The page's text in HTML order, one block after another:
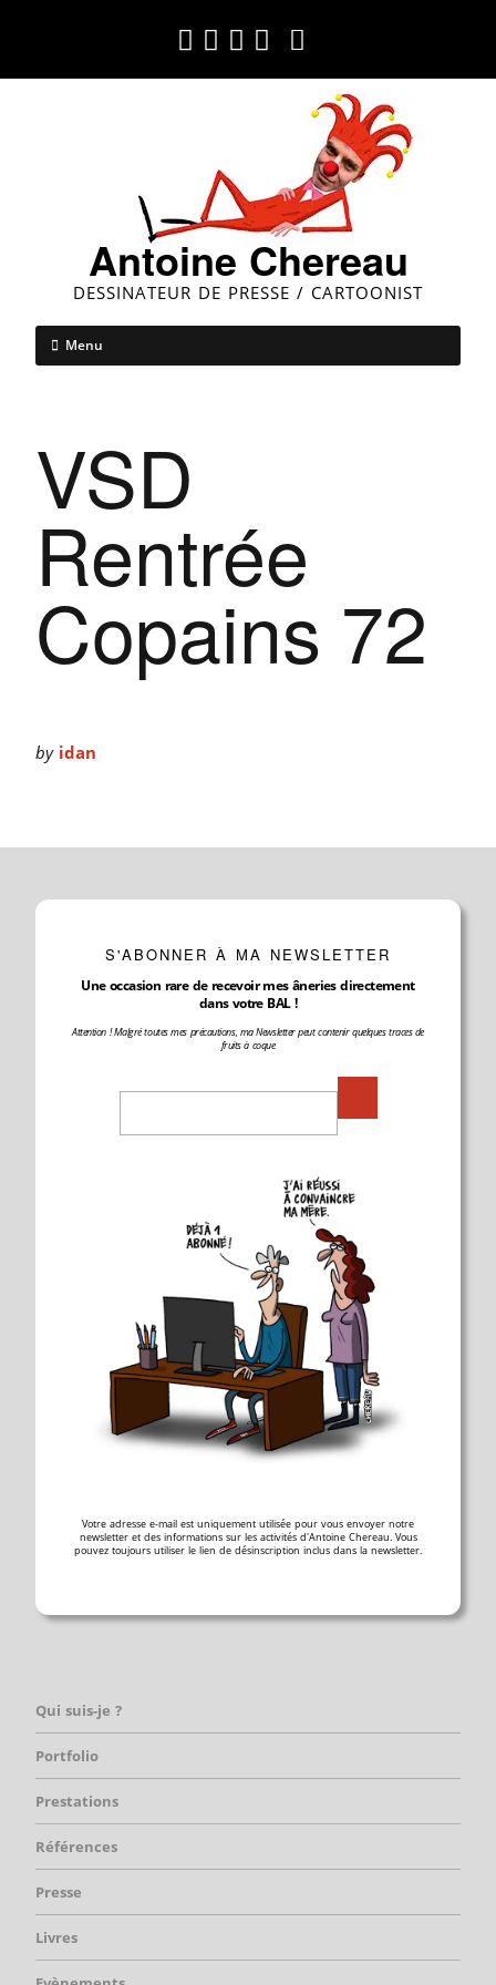
Antoine Chereau
DESSINATEUR DE PRESSE / CARTOONIST
Menu
VSD
Rentrée
Copains 72
by idan
S'ABONNER À MA NEWSLETTER
Une occasion rare de recevoir mes âneries directement
dans votre BAL !
Attention ! Malgré toutes mes précautions, ma Newsletter peut contenir quelques traces de
fruits à coque
Votre adresse e-mail est uniquement utilisée pour vous envoyer notre
newsletter et des informations sur les activités d'Antoine Chereau. Vous
pouvez toujours utiliser le lien de désinscription inclus dans la newsletter.
Qui suis-je ?
Portfolio
Prestations
Références
Presse
Livres